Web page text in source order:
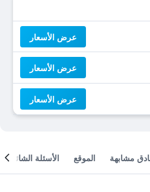
عرض الأسعار
عرض الأسعار
عرض الأسعار
مشابهة الموقع الأسئلة الشائعة